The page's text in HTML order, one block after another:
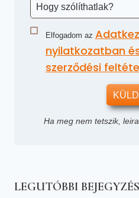
Elfogadom az
nyilatkozatban
szerződési
Ha meg nem tetszik,
LEGUTÓBBI